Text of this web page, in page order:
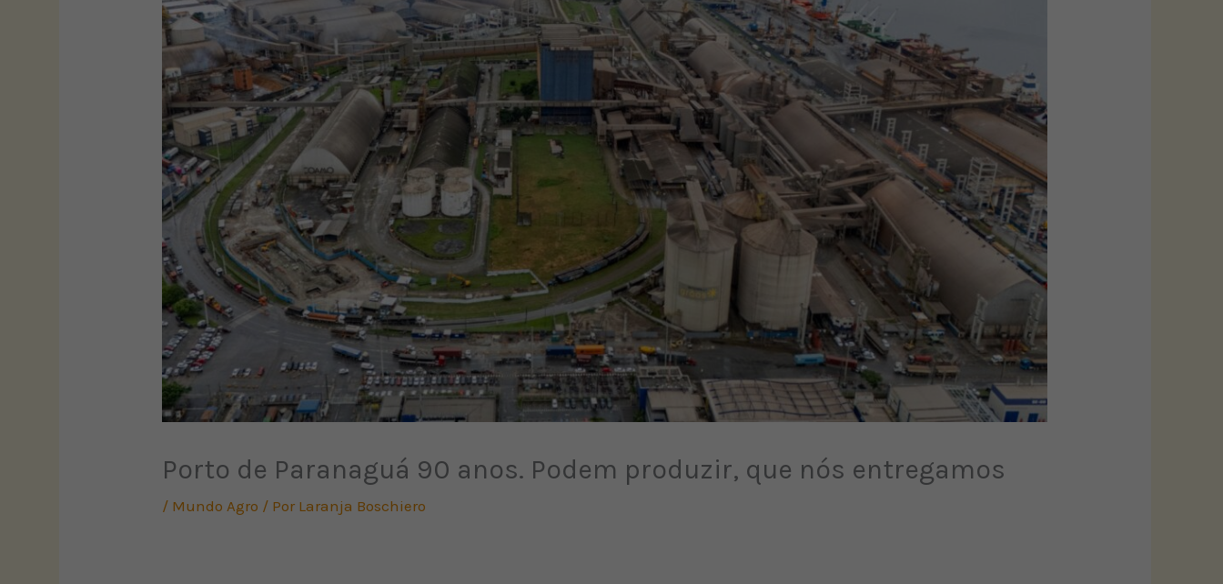
Porto de Paranaguá 90 anos. Podem produzir, que nós entregamos
/ Mundo Agro / Por Laranja Boschiero